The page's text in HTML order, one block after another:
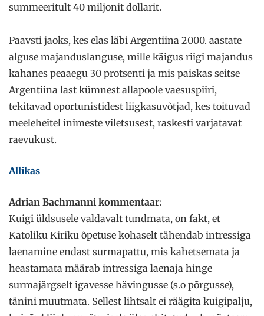
summeeritult 40 miljonit dollarit.
Paavsti jaoks, kes elas läbi Argentiina 2000. aastate
alguse majanduslanguse, mille käigus riigi majandus
kahanes peaaegu 30 protsenti ja mis paiskas seitse
Argentiina last kümnest allapoole vaesuspiiri,
tekitavad oportunistidest liigkasuvõtjad, kes toituvad
meeleheitel inimeste viletsusest, raskesti varjatavat
raevukust.
Allikas
Adrian Bachmanni kommentaar:
Kuigi üldsusele valdavalt tundmata, on fakt, et
Katoliku Kiriku õpetuse kohaselt tähendab intressiga
laenamine endast surmapattu, mis kahetsemata ja
heastamata määrab intressiga laenaja hinge
surmajärgselt igavesse hävingusse (s.o põrgusse),
tänini muutmata. Sellest lihtsalt ei räägita kuigipalju,